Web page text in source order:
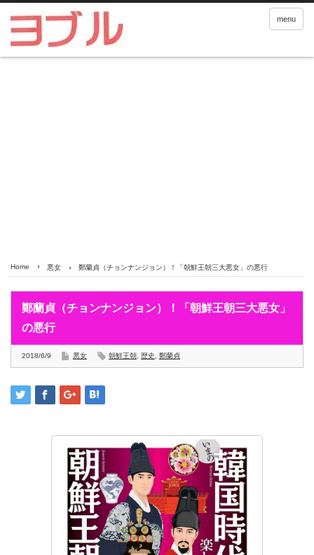
menu
Home 悪女 鄭蘭貞（チョンナンジョン）！「朝鮮王朝三大悪女」の悪行
鄭蘭貞（チョンナンジョン）！「朝鮮王朝三大悪女」
の悪行
2018/6/9 悪女 朝鮮王朝 歴史 鄭蘭貞